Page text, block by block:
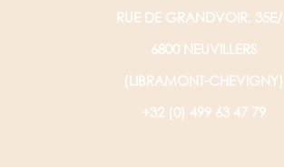
RUE DE GRANDVOIR, 35E/
6800 NEUVILLERS
(LIBRAMONT-CHEVIGNY)
+32 (0) 499 63 47 79